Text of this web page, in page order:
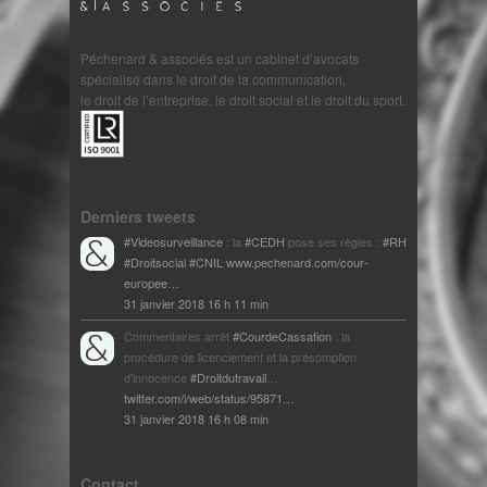
Péchenard & associés est un cabinet d’avocats
spécialisé dans le droit de la communication,
le droit de l’entreprise, le droit social et le droit du sport.
Derniers tweets
#Videosurveillance : la#CEDH pose ses règles : #RH
#Droitsocial#CNILwww.pechenard.com/cour-
europee…
31 janvier 2018 16 h 11 min
Commentaires arrêt#CourdeCassation : la
procédure de licenciement et la présomption
d'innocence#Droitdutravail…
twitter.com/i/web/status/95871…
31 janvier 2018 16 h 08 min